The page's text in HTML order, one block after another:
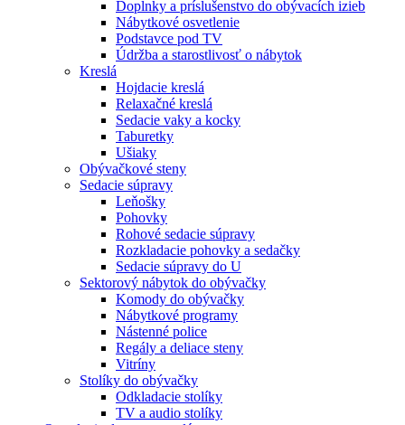
Doplnky a príslušenstvo do obývacích izieb
Nábytkové osvetlenie
Podstavce pod TV
Údržba a starostlivosť o nábytok
Kreslá
Hojdacie kreslá
Relaxačné kreslá
Sedacie vaky a kocky
Taburetky
Ušiaky
Obývačkové steny
Sedacie súpravy
Leňošky
Pohovky
Rohové sedacie súpravy
Rozkladacie pohovky a sedačky
Sedacie súpravy do U
Sektorový nábytok do obývačky
Komody do obývačky
Nábytkové programy
Nástenné police
Regály a deliace steny
Vitríny
Stolíky do obývačky
Odkladacie stolíky
TV a audio stolíky